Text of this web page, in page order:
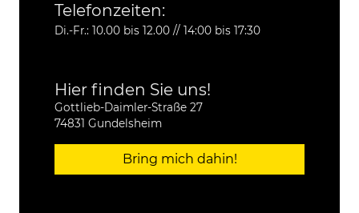
Telefonzeiten:
Di.-Fr.: 10.00 bis 12.00 // 14:00 bis 17:30
Hier finden Sie uns!
Gottlieb-Daimler-Straße 27
74831 Gundelsheim
Bring mich dahin!